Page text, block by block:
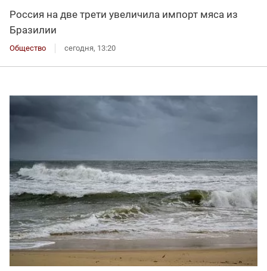
Россия на две трети увеличила импорт мяса из
Бразилии
Общество сегодня, 13:20